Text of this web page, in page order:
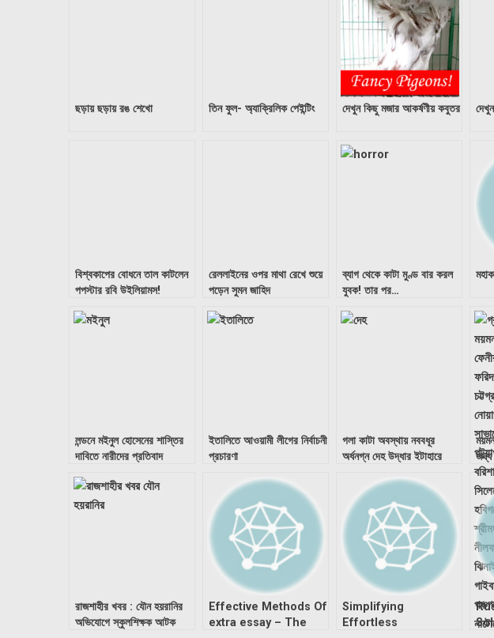
ছড়ায় ছড়ায় রঙ শেখো তিন ফুল- অ্যাক্রিলিক পেইন্টিং দেখুন কিছু মজার আকর্ষণীয় কবুতর
বিশ্বকাপের বোধনে তাল কাটলেন
পপস্টার রবি উইলিয়ামস!
রেললাইনের ওপর মাথা রেখে শুয়ে
পড়েন সুমন জাহিদ
ব্যাগ থেকে কাটা মুণ্ড বার করল
যুবক! তার পর…
লন্ডনে মইনুল হোসেনের শাস্তির
দাবিতে নারীদের প্রতিবাদ
ইতালিতে আওয়ামী লীগের নির্বাচনী
প্রচারণা
গলা কাটা অবস্থায় নববধূর
অর্ধনগ্ন দেহ উদ্ধার ইটাহারে
জন্য
রাজশাহীর খবর : যৌন হয়রানির
অভিযোগে স্কুলশিক্ষক আটক
Effective Methods Of
extra essay – The
Simplifying
Effortless